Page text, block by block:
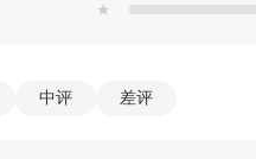
★
中评 差评